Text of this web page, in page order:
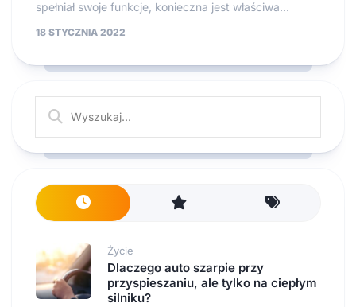
spełniał swoje funkcje, konieczna jest właściwa...
18 STYCZNIA 2022
Życie
Dlaczego auto szarpie przy
przyspieszaniu, ale tylko na ciepłym
silniku?